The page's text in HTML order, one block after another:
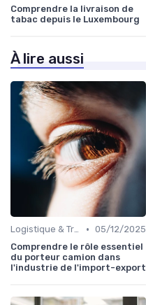
Comprendre la livraison de
tabac depuis le Luxembourg
À lire aussi
Logistique & Transport • 05/12/2025
Comprendre le rôle essentiel
du porteur camion dans
l'industrie de l'import-export